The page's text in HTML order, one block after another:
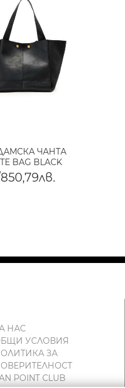
ДАМСКА ЧАНТА
BAG BLACK
НАС
УСЛОВИЯ
ЗА
POINT CLUB